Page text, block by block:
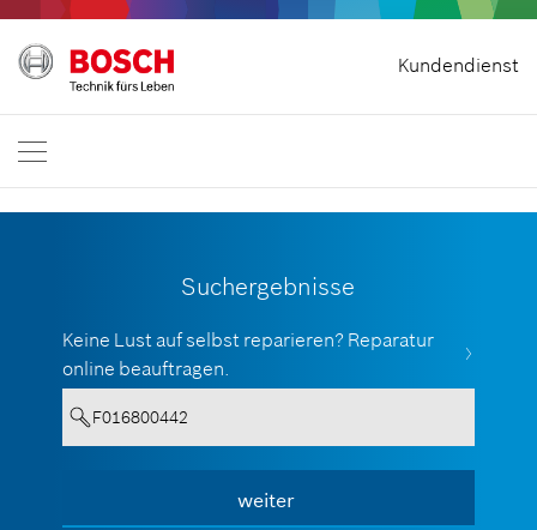
Kundendienst
Vertrag widerrufen
Bosch Professional
Suchergebnisse
Keine Lust auf selbst reparieren? Reparatur
online beauftragen.
weiter
Alle anzeigen
Zeichen eingegeben werden.